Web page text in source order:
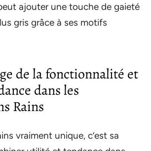
ajouter une touche de gaieté
gris grâce à ses motifs
de la fonctionnalité et
dans les
Rains
vraiment unique, c’est sa